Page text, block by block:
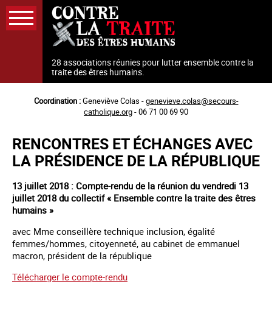
Aller
au
contenu
28 associations réunies pour lutter ensemble contre la
traite des êtres humains.
Coordination :Geneviève Colas -genevieve.colas@secours-
catholique.org- 06 71 00 69 90
RENCONTRES ET ÉCHANGES AVEC
LA PRÉSIDENCE DE LA RÉPUBLIQUE
13 juillet 2018 : Compte-rendu de la réunion du vendredi 13
juillet 2018 du collectif « Ensemble contre la traite des êtres
humains »
avec Mme conseillère technique inclusion, égalité
femmes/hommes, citoyenneté, au cabinet de emmanuel
macron, président de la république
Télécharger le compte-rendu